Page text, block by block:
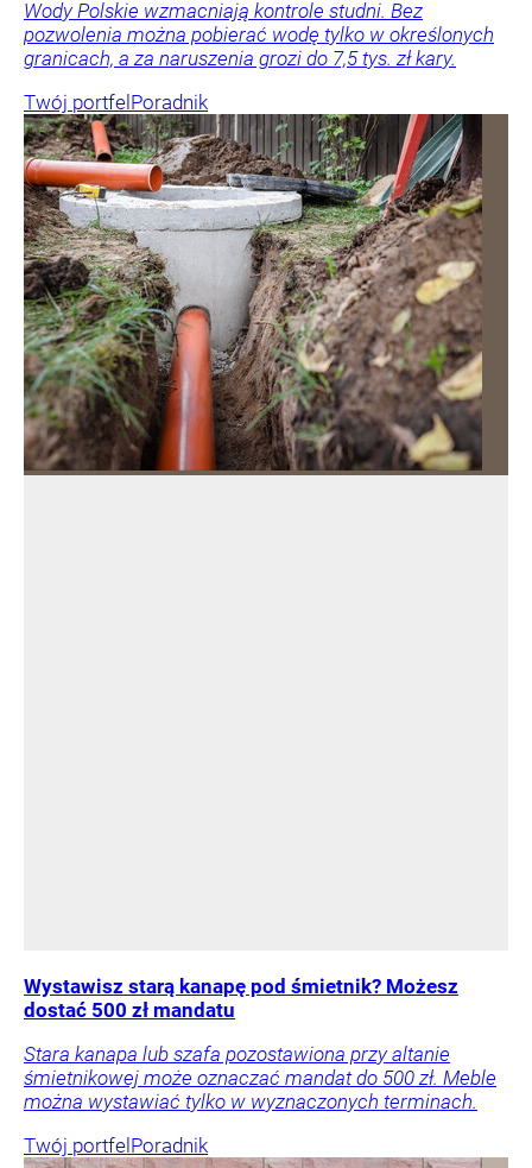
Wody Polskie wzmacniają kontrole studni. Bez
pozwolenia można pobierać wodę tylko w określonych
granicach, a za naruszenia grozi do 7,5 tys. zł kary.
Twój portfelPoradnik
Wystawisz starą kanapę pod śmietnik? Możesz
dostać 500 zł mandatu
Stara kanapa lub szafa pozostawiona przy altanie
śmietnikowej może oznaczać mandat do 500 zł. Meble
można wystawiać tylko w wyznaczonych terminach.
Twój portfelPoradnik